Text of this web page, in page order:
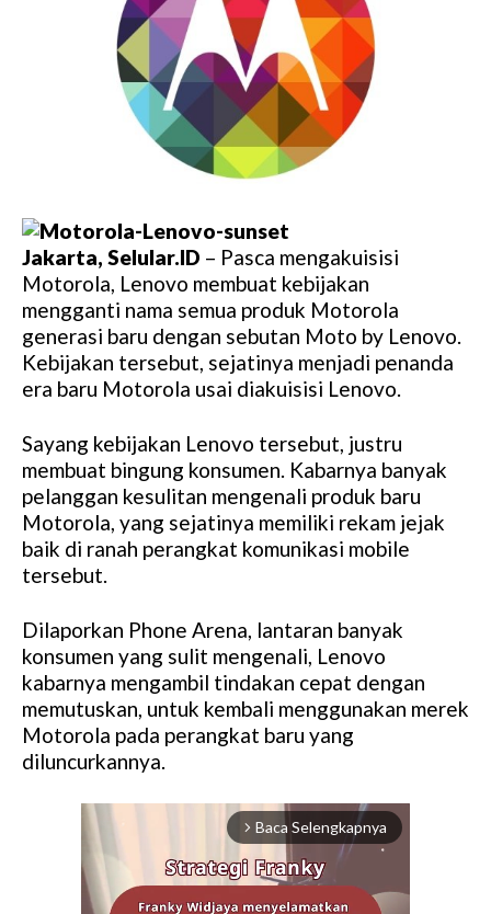
Jakarta, Selular.ID – Pasca mengakuisisi
Motorola, Lenovo membuat kebijakan
mengganti nama semua produk Motorola
generasi baru dengan sebutan Moto by Lenovo.
Kebijakan tersebut, sejatinya menjadi penanda
era baru Motorola usai diakuisisi Lenovo.
Sayang kebijakan Lenovo tersebut, justru
membuat bingung konsumen. Kabarnya banyak
pelanggan kesulitan mengenali produk baru
Motorola, yang sejatinya memiliki rekam jejak
baik di ranah perangkat komunikasi mobile
tersebut.
Dilaporkan Phone Arena, lantaran banyak
konsumen yang sulit mengenali, Lenovo
kabarnya mengambil tindakan cepat dengan
memutuskan, untuk kembali menggunakan merek
Motorola pada perangkat baru yang
diluncurkannya.
arrow_forward_ios Baca Selengkapnya